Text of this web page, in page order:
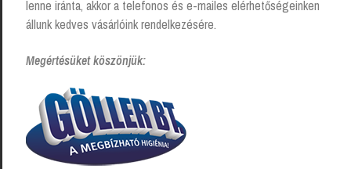
lenne iránta, akkor a telefonos és e-mailes elérhetőségeinken
állunk kedves vásárlóink rendelkezésére.
Megértésüket köszönjük: